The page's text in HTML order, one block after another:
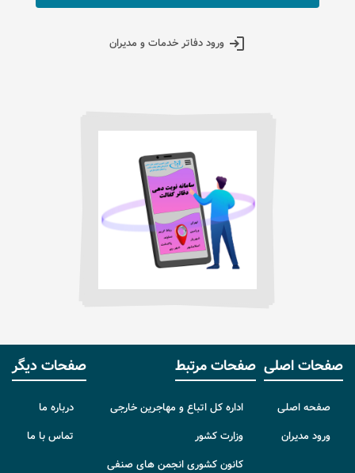
login ورود دفاتر خدمات و مدیران
صفحات اصلی
صفحه اصلی
ورود مدیران
صفحات مرتبط
اداره کل اتباع و مهاجرین خارجی
وزارت کشور
کانون کشوری انجمن های صنفی
صفحات دیگر
درباره ما
تماس با ما